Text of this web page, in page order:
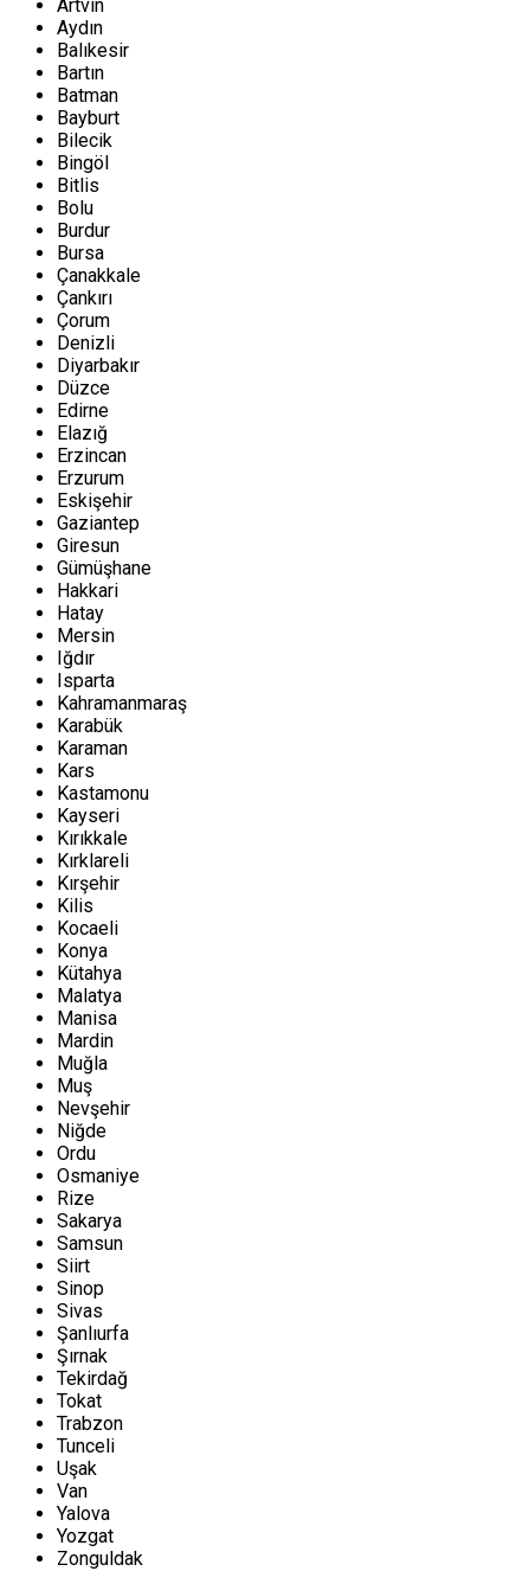
Artvin
Aydın
Balıkesir
Bartın
Batman
Bayburt
Bilecik
Bingöl
Bitlis
Bolu
Burdur
Bursa
Çanakkale
Çankırı
Çorum
Denizli
Diyarbakır
Düzce
Edirne
Elazığ
Erzincan
Erzurum
Eskişehir
Gaziantep
Giresun
Gümüşhane
Hakkari
Hatay
Mersin
Iğdır
Isparta
Kahramanmaraş
Karabük
Karaman
Kars
Kastamonu
Kayseri
Kırıkkale
Kırklareli
Kırşehir
Kilis
Kocaeli
Konya
Kütahya
Malatya
Manisa
Mardin
Muğla
Muş
Nevşehir
Niğde
Ordu
Osmaniye
Rize
Sakarya
Samsun
Siirt
Sinop
Sivas
Şanlıurfa
Şırnak
Tekirdağ
Tokat
Trabzon
Tunceli
Uşak
Van
Yalova
Yozgat
Zonguldak